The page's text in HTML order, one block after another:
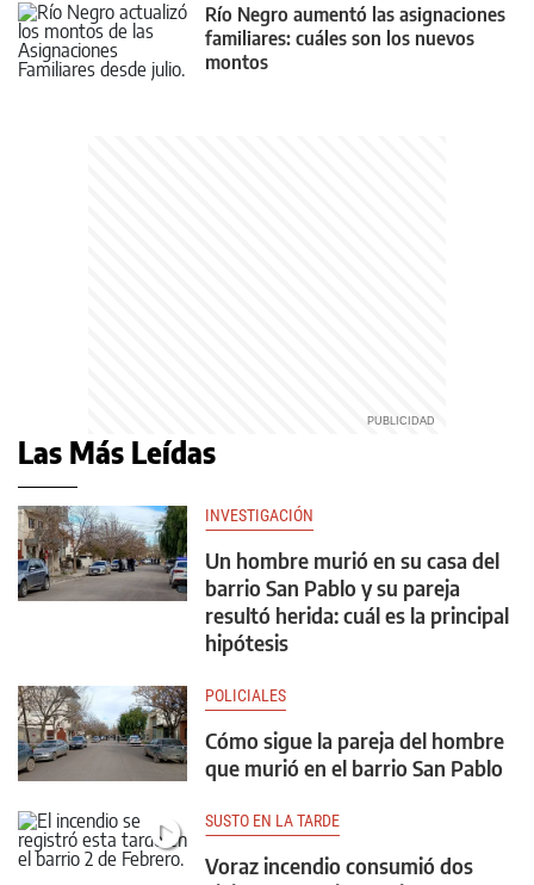
Río Negro aumentó las asignaciones
familiares: cuáles son los nuevos
montos
Las Más Leídas
INVESTIGACIÓN
Un hombre murió en su casa del
barrio San Pablo y su pareja
resultó herida: cuál es la principal
hipótesis
POLICIALES
Cómo sigue la pareja del hombre
que murió en el barrio San Pablo
SUSTO EN LA TARDE
Voraz incendio consumió dos